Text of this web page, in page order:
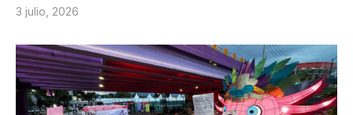
3 julio, 2026